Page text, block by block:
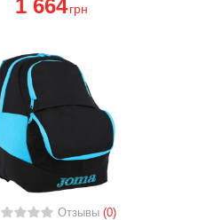
1 664 грн
Отзывы (0)